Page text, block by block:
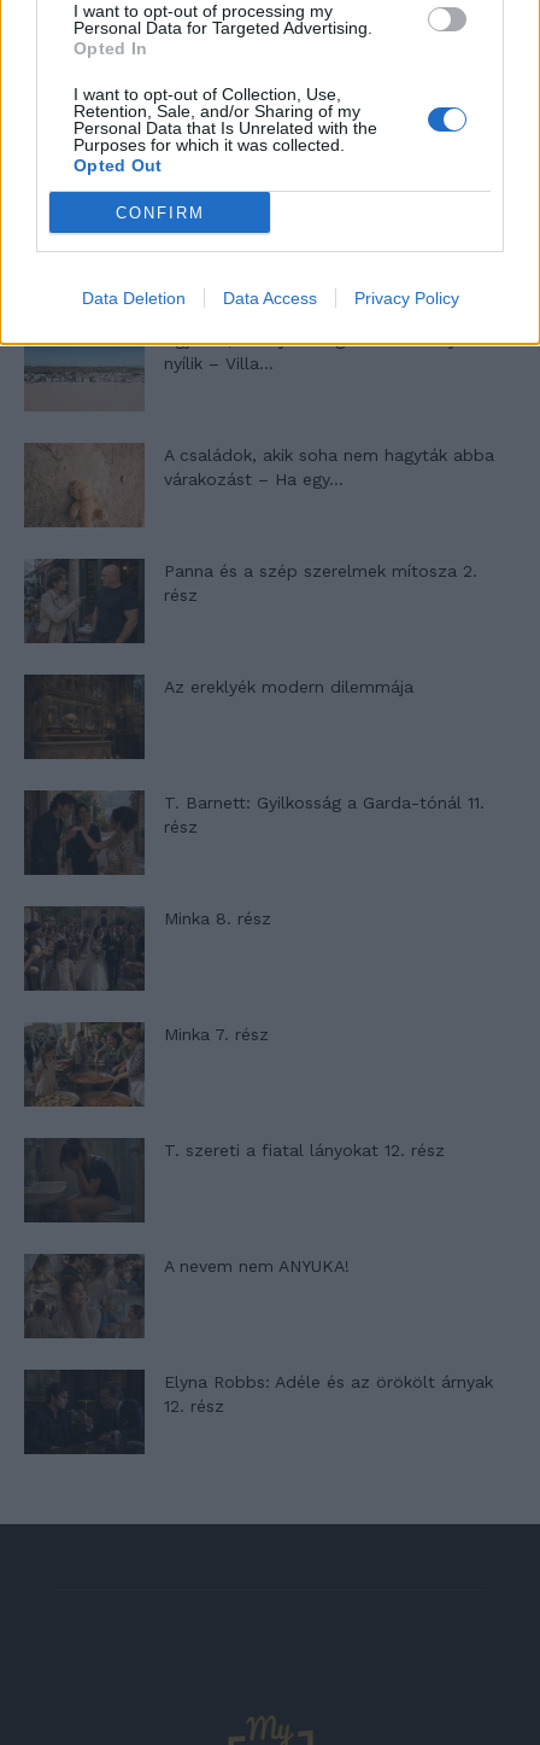
I want to opt-out of processing my
Personal Data for Targeted Advertising.
Opted In
I want to opt-out of Collection, Use,
Retention, Sale, and/or Sharing of my
Personal Data that Is Unrelated with the
Purposes for which it was collected.
Opted Out
CONFIRM
Data Deletion Data Access Privacy Policy
Máltai kaland 7.
10 tanács, ha jobban akarod érezni magad
a hétköznapokban
Egy ház, amely a tengerre és a fényre
nyílik – Villa...
A családok, akik soha nem hagyták abba
várakozást – Ha egy...
Panna és a szép szerelmek mítosza 2.
rész
Az ereklyék modern dilemmája
T. Barnett: Gyilkosság a Garda-tónál 11.
rész
Minka 8. rész
Minka 7. rész
T. szereti a fiatal lányokat 12. rész
A nevem nem ANYUKA!
Elyna Robbs: Adéle és az örökölt árnyak
12. rész